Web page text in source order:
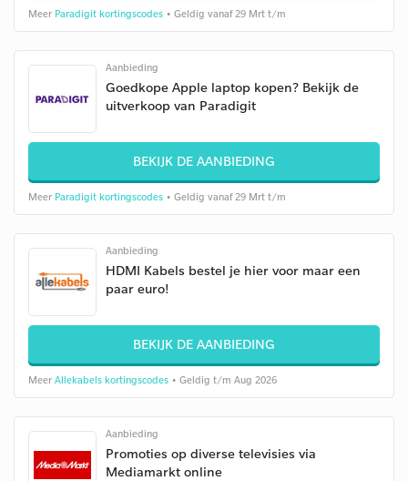
Meer Paradigit kortingscodes • Geldig vanaf 29 Mrt t/m
Aanbieding
Goedkope Apple laptop kopen? Bekijk de
uitverkoop van Paradigit
BEKIJK DE AANBIEDING
Meer Paradigit kortingscodes • Geldig vanaf 29 Mrt t/m
Aanbieding
HDMI Kabels bestel je hier voor maar een
paar euro!
BEKIJK DE AANBIEDING
Meer Allekabels kortingscodes • Geldig t/m Aug 2026
Aanbieding
Promoties op diverse televisies via
Mediamarkt online